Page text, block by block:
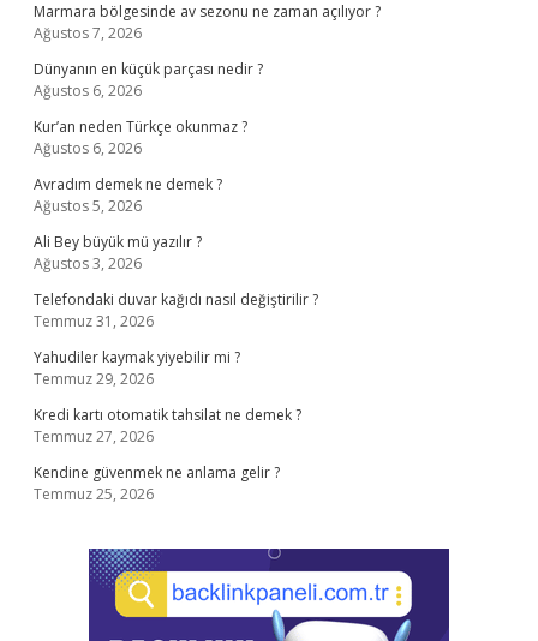
Marmara bölgesinde av sezonu ne zaman açılıyor ?
Ağustos 7, 2026
Dünyanın en küçük parçası nedir ?
Ağustos 6, 2026
Kur’an neden Türkçe okunmaz ?
Ağustos 6, 2026
Avradım demek ne demek ?
Ağustos 5, 2026
Ali Bey büyük mü yazılır ?
Ağustos 3, 2026
Telefondaki duvar kağıdı nasıl değiştirilir ?
Temmuz 31, 2026
Yahudiler kaymak yiyebilir mi ?
Temmuz 29, 2026
Kredi kartı otomatik tahsilat ne demek ?
Temmuz 27, 2026
Kendine güvenmek ne anlama gelir ?
Temmuz 25, 2026